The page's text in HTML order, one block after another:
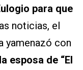
para que
noticias, el
yamenazó con
esposa de “El